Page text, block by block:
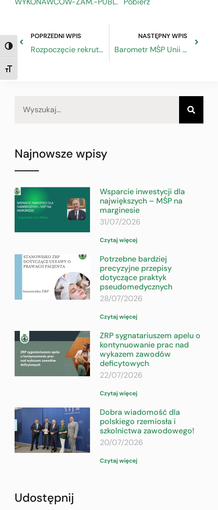
TOGGLE HIGH CONTRAST
TOGGLE FONT SIZE
POPRZEDNI WPIS
Rozpoczęcie rekrutacji do konkursów regionalnych SkillsPoland 2024
NASTĘPNY WPIS
Barometr MŚP Unii Europejskiej wykazuje negatywne perspektywy dla małych firm
Najnowsze wpisy
Wsparcie inwestycji dla
największych – MŚP na
marginesie
31/07/2026
Czytaj więcej
Potrzebne bardziej
precyzyjne przepisy
dotyczące praktyk
pseudomedycznych
28/07/2026
Czytaj więcej
ZRP sygnatariuszem apelu o
kontynuowanie prac nad
wykazem zawodów
deficytowych
22/07/2026
Czytaj więcej
Dobra wiadomość dla
polskiego rzemiosła i
szkolnictwa zawodowego!
20/07/2026
Czytaj więcej
Udostępnij